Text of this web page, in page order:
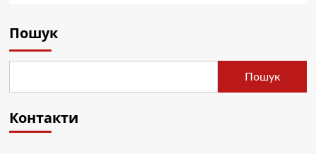
Пошук
Пошук
Контакти